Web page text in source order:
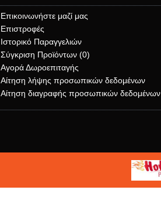
Επικοινωνήστε μαζί μας
Επιστροφές
Ιστορικό Παραγγελιών
Σύγκριση Προϊόντων (0)
Αγορά Δωροεπιταγής
Αίτηση λήψης προσωπικών δεδομένων
Αίτηση διαγραφής προσωπικών δεδομένων